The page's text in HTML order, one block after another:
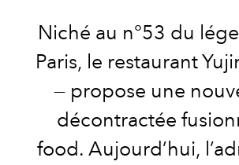
Niché au n°53 du
Paris, le restaurant
— propose une
décontractée
food. Aujourd’hui,